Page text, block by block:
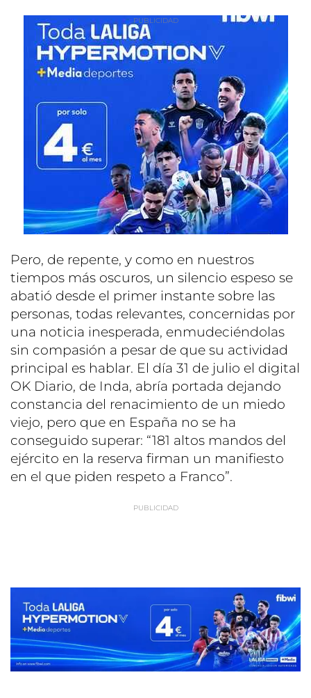
Pero, de repente, y como en nuestros
tiempos más oscuros, un silencio espeso se
abatió desde el primer instante sobre las
personas, todas relevantes, concernidas por
una noticia inesperada, enmudeciéndolas
sin compasión a pesar de que su actividad
principal es hablar. El día 31 de julio el digital
OK Diario, de Inda, abría portada dejando
constancia del renacimiento de un miedo
viejo, pero que en España no se ha
conseguido superar: “181 altos mandos del
ejército en la reserva firman un manifiesto
en el que piden respeto a Franco”.